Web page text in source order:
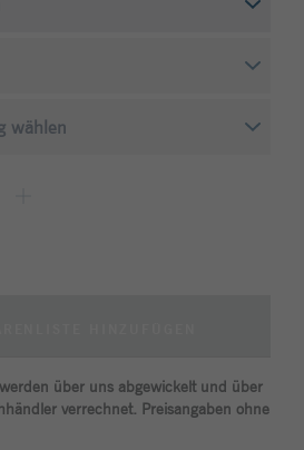
über uns abgewickelt und über
verrechnet. Preisangaben ohne